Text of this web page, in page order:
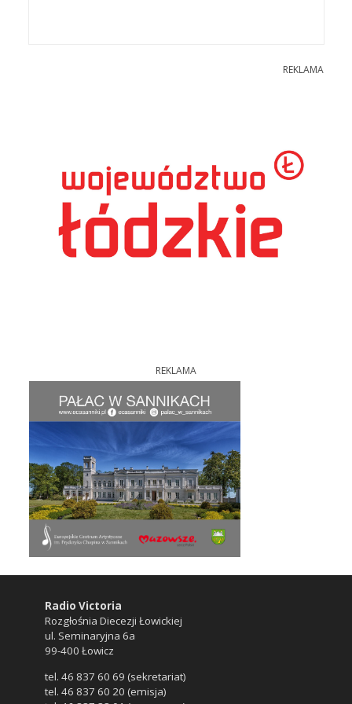
REKLAMA
REKLAMA
Radio Victoria
Rozgłośnia Diecezji Łowickiej
ul. Seminaryjna 6a
99-400 Łowicz
tel. 46 837 60 69 (sekretariat)
tel. 46 837 60 20 (emisja)